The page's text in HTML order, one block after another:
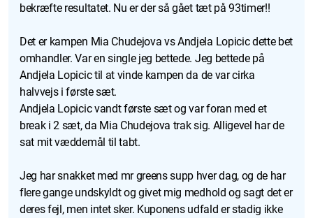
bekræfte resultatet. Nu er der så gået tæt på 93timer!!
Det er kampen Mia Chudejova vs Andjela Lopicic dette bet
omhandler. Var en single jeg bettede. Jeg bettede på
Andjela Lopicic til at vinde kampen da de var cirka
halvvejs i første sæt.
Andjela Lopicic vandt første sæt og var foran med et
break i 2 sæt, da Mia Chudejova trak sig. Alligevel har de
sat mit væddemål til tabt.
Jeg har snakket med mr greens supp hver dag, og de har
flere gange undskyldt og givet mig medhold og sagt det er
deres fejl, men intet sker. Kuponens udfald er stadig ikke